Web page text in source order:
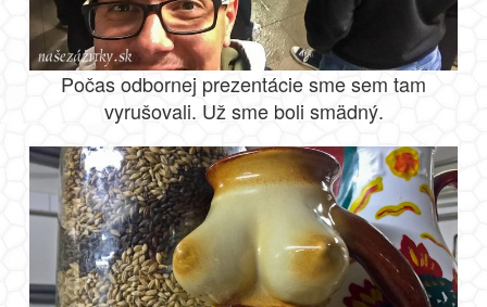
Počas odbornej prezentácie sme sem tam
vyrušovali. Už sme boli smädný.